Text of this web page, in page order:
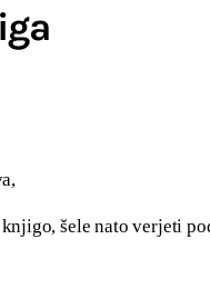
šele nato verjeti